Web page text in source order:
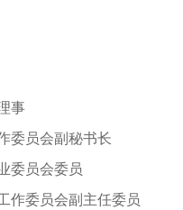
事
委员会副秘书长
委员会委员
作委员会副主任委员